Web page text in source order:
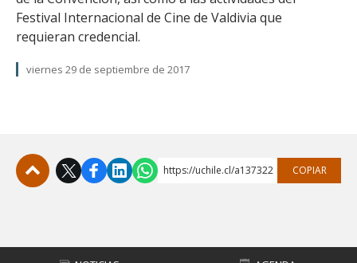
Festival Internacional de Cine de Valdivia que
requieran credencial.
viernes 29 de septiembre de 2017
https://uchile.cl/a137322 COPIAR